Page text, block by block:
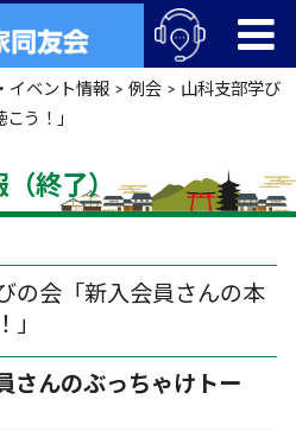
イベント情報> 例会> 山科支部学び
う！」
終了）
の会「新入会員さんの本
」
さんのぶっちゃけトー